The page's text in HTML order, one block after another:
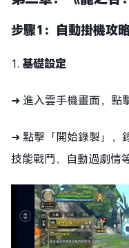
步驟1：自動掛機攻
1. 基礎設定
➜ 進入雲手機畫面，點
➜ 點擊「開始錄製」，
技能戰鬥、自動過劇情等